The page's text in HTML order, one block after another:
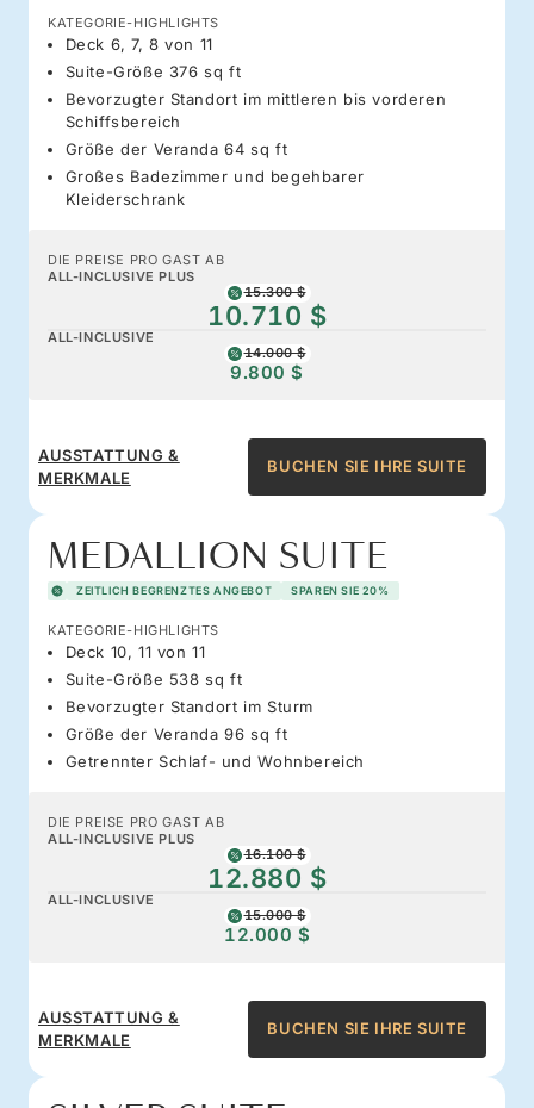
KATEGORIE-HIGHLIGHTS
Deck 6, 7, 8 von 11
Suite-Größe 376 sq ft
Bevorzugter Standort im mittleren bis vorderen
Schiffsbereich
Größe der Veranda 64 sq ft
Großes Badezimmer und begehbarer
Kleiderschrank
DIE PREISE PRO GAST AB
ALL-INCLUSIVE PLUS
15.300 $
10.710 $
ALL-INCLUSIVE
14.000 $
9.800 $
AUSSTATTUNG &
MERKMALE
BUCHEN SIE IHRE SUITE
MEDALLION SUITE
ZEITLICH BEGRENZTES ANGEBOT SPAREN SIE 20%
KATEGORIE-HIGHLIGHTS
Deck 10, 11 von 11
Suite-Größe 538 sq ft
Bevorzugter Standort im Sturm
Größe der Veranda 96 sq ft
Getrennter Schlaf- und Wohnbereich
DIE PREISE PRO GAST AB
ALL-INCLUSIVE PLUS
16.100 $
12.880 $
ALL-INCLUSIVE
15.000 $
12.000 $
AUSSTATTUNG &
MERKMALE
BUCHEN SIE IHRE SUITE